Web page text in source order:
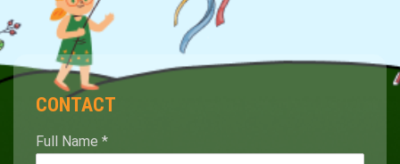
CONTACT
Full Name *